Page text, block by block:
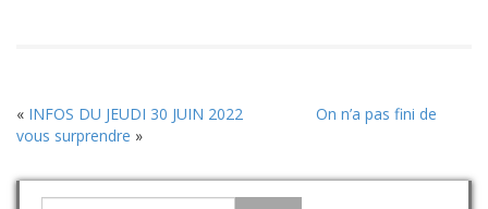
« INFOS DU JEUDI 30 JUIN 2022
On n’a pas fini de
vous surprendre »